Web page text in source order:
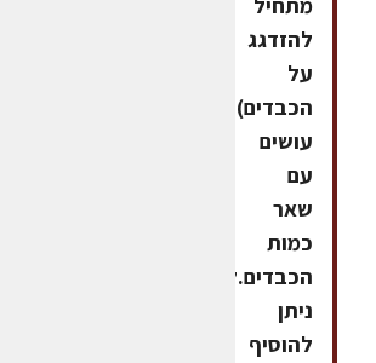
להזדגג
על
הכבדים).כך
עושים
עם
שאר
כמות
הכבדים.לגיוון
ניתן
להוסיף